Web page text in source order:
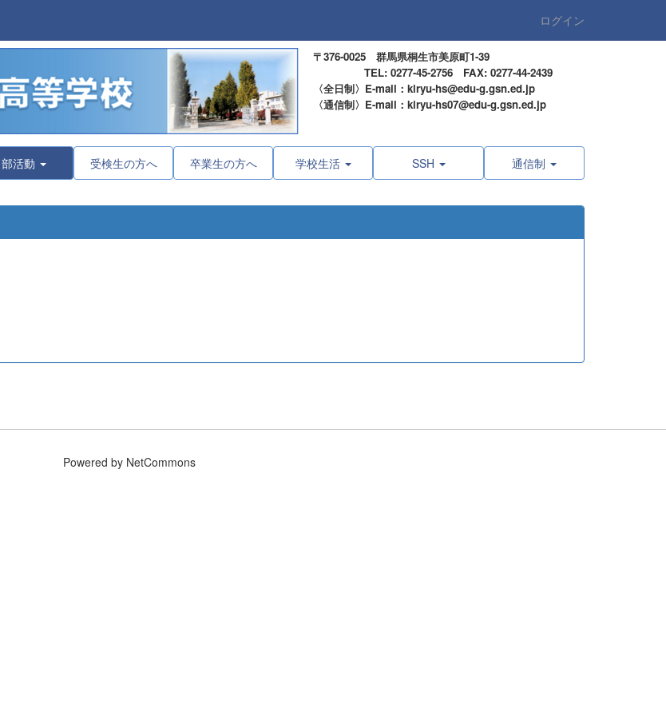
ログイン
〒376-0025 群馬県桐生市美原町1-39
TEL: 0277-45-2756 FAX: 0277-44-2439
〈全日制〉E-mail：kiryu-hs@edu-g.gsn.ed.jp
〈通信制〉E-mail：kiryu-hs07@edu-g.gsn.ed.jp
部活動 受検生の方へ 卒業生の方へ 学校生活 SSH 通信制
Powered by NetCommons